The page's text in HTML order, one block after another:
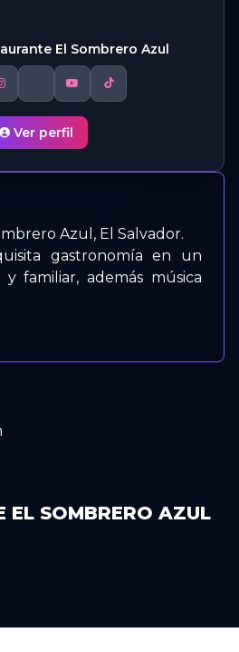
El Sombrero Azul
Ver perfil
Azul, El Salvador.
gastronomía en un
familiar, además música
EL SOMBRERO AZUL